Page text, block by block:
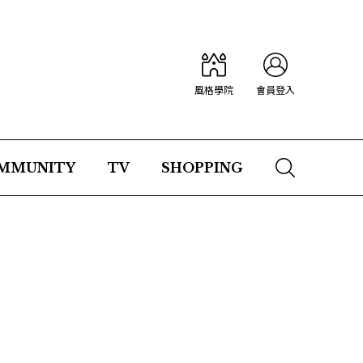
風格學院 會員登入
TV SHOPPING